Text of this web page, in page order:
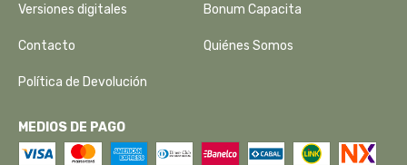
Versiones digitales Bonum Capacita
Contacto Quiénes Somos
Política de Devolución
MEDIOS DE PAGO